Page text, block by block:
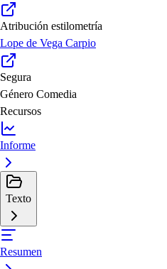
Atribución estilometría
Lope de Vega Carpio
Segura
Género Comedia
Recursos
Informe
Texto
Resumen